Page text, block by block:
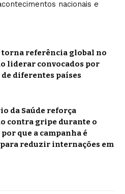
nacionais e
torna referência global no
liderar convocados por
de diferentes países
da Saúde reforça
contra gripe durante o
que a campanha é
reduzir internações em